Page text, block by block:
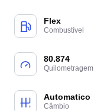
Flex
Combustível
80.874
Quilometragem
Automatico
Câmbio